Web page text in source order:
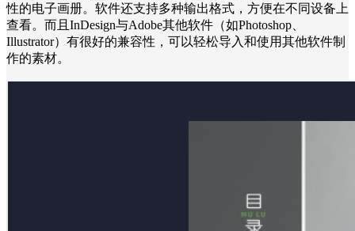
性的电子画册。软件还支持多种输出格式，方便在不同设备上
查看。而且InDesign与Adobe其他软件（如Photoshop、
Illustrator）有很好的兼容性，可以轻松导入和使用其他软件制
作的素材。